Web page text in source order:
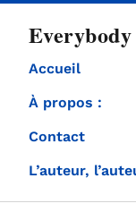
Everybody
Accueil
À propos :
Contact
L’auteur,